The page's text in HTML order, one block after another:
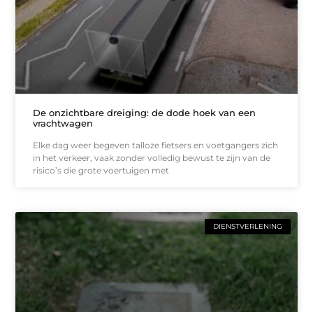
De onzichtbare dreiging: de dode hoek van een
vrachtwagen
Elke dag weer begeven talloze fietsers en voetgangers zich
in het verkeer, vaak zonder volledig bewust te zijn van de
risico’s die grote voertuigen met
DIENSTVERLENING